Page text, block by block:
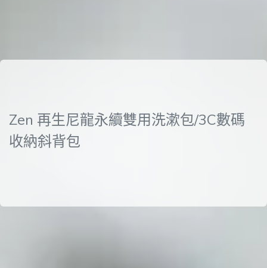
Zen 再生尼龍永續雙用洗漱包/3C數碼
收納斜背包